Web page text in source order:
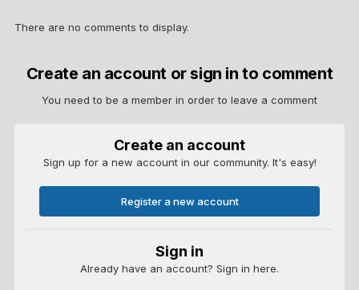
There are no comments to display.
Create an account or sign in to comment
You need to be a member in order to leave a comment
Create an account
Sign up for a new account in our community. It's easy!
Register a new account
Sign in
Already have an account? Sign in here.